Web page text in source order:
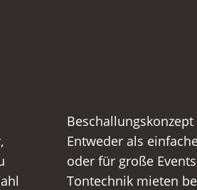
Tontechnik mieten